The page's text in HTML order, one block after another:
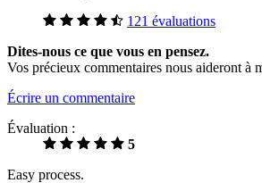
121 évaluations
Dites-nous ce que vous en pensez.
Vos précieux commentaires nous aideront à
Écrire un commentaire
Évaluation :
5
Easy process.